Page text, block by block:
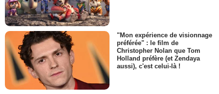
"Mon expérience de visionnage
préférée" : le film de
Christopher Nolan que Tom
Holland préfère (et Zendaya
aussi), c'est celui-là !